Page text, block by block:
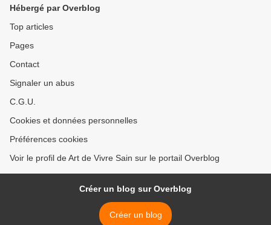
Hébergé par Overblog
Top articles
Pages
Contact
Signaler un abus
C.G.U.
Cookies et données personnelles
Préférences cookies
Voir le profil de Art de Vivre Sain sur le portail Overblog
Créer un blog sur Overblog
Créer un blog